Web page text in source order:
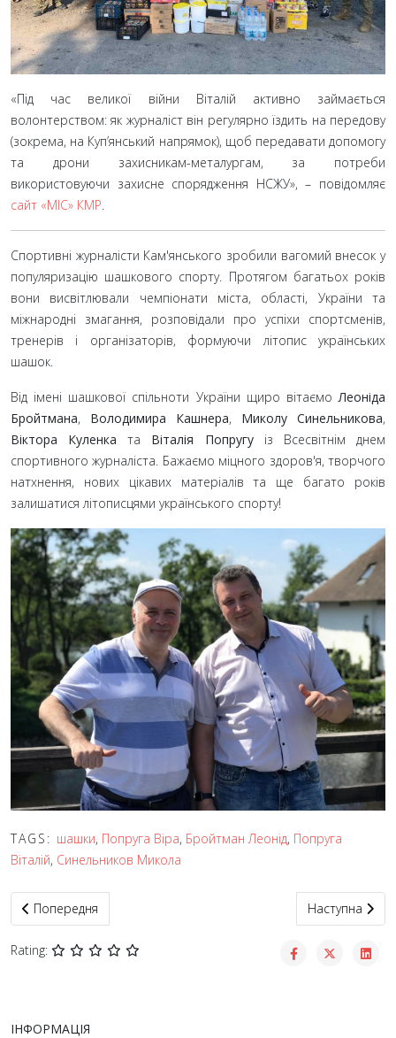
«Під час великої війни Віталій активно займається
волонтерством: як журналіст він регулярно їздить на передову
(зокрема, на Куп’янський напрямок), щоб передавати допомогу
та дрони захисникам-металургам, за потреби
використовуючи захисне спорядження НСЖУ», – повідомляє
сайт «МІС» КМР.
Спортивні журналісти Кам'янського зробили вагомий внесок у
популяризацію шашкового спорту. Протягом багатьох років
вони висвітлювали чемпіонати міста, області, України та
міжнародні змагання, розповідали про успіхи спортсменів,
тренерів і організаторів, формуючи літопис українських
шашок.
Від імені шашкової спільноти України щиро вітаємоЛеоніда
Бройтмана, Володимира Кашнера, Миколу Синельникова,
Віктора Куленка та Віталія Попругуіз Всесвітнім днем
спортивного журналіста. Бажаємо міцного здоров'я, творчого
натхнення, нових цікавих матеріалів та ще багато років
залишатися літописцями українського спорту!
TAGS: шашки, Попруга Віра, Бройтман Леонід, Попруга
Віталій, Синельников Микола
Попередня стаття: Стартував етап Кубку світу Riga Open –
Попередня Наступна
Наступна
Rating:
ІНФОРМАЦІЯ